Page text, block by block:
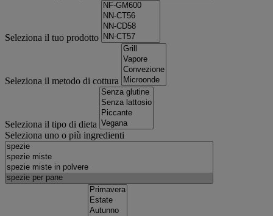
Seleziona il tuo prodotto
Seleziona il metodo di cottura
Seleziona il tipo di dieta
Seleziona uno o più ingredienti